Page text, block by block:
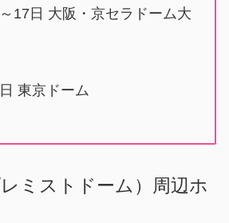
17日 大阪・京セラドーム大
東京ドーム
ミストドーム）周辺ホ